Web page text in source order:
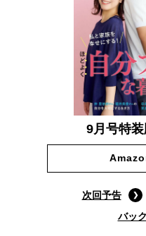
9月号特装
次回予告
バッ